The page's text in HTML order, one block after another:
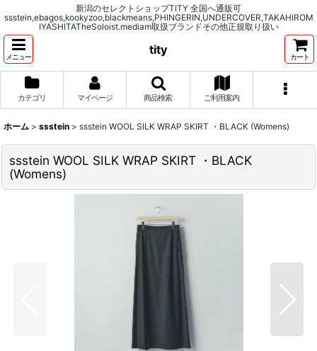
新潟のセレクトショップTITY 全国へ通販可
ssstein,ebagos,kookyzoo,blackmeans,PHINGERIN,UNDERCOVER,TAKAHIROM
IYASHITATheSoloist.mediam取扱ブランドその他正規取り扱い
メニュー
tity
カート
カテゴリ マイページ 商品検索 ご利用案内
ホーム > ssstein > ssstein WOOL SILK WRAP SKIRT ・BLACK (Womens)
ssstein WOOL SILK WRAP SKIRT ・BLACK
(Womens)